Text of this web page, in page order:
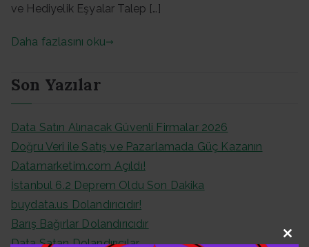
ve Hediyelik Eşyalar Talep […]
Daha fazlasını oku
Son Yazılar
Data Satın Alınacak Güvenli Firmalar 2026
Doğru Veri ile Satış ve Pazarlamada Güç Kazanın
Datamarketim.com Açıldı!
İstanbul 6.2 Deprem Oldu Son Dakika
buydata.us Dolandırıcıdır!
Barış Bağırlar Dolandırıcıdır
Data Satan Dolandırıcılar